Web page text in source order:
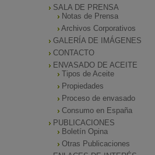
SALA DE PRENSA
Notas de Prensa
Archivos Corporativos
GALERÍA DE IMÁGENES
CONTACTO
ENVASADO DE ACEITE
Tipos de Aceite
Propiedades
Proceso de envasado
Consumo en España
PUBLICACIONES
Boletín Opina
Otras Publicaciones